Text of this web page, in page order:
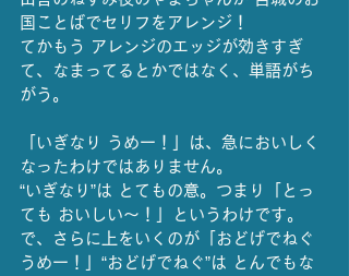
国ことばでセリフをアレンジ！
てかもう アレンジのエッジが効きすぎ
て、なまってるとかではなく、単語がち
がう。
「いぎなり うめー！」は、急においしく
なったわけではありません。
“いぎなり”は とてもの意。つまり「とっ
ても おいしい〜！」というわけです。
で、さらに上をいくのが「おどげでねぐ
うめー！」“おどげでねぐ”は とんでもな